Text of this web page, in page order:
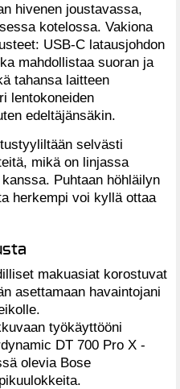
hivenen joustavassa,
kotelossa. Vakiona
USB-C latausjohdon
mahdollistaa suoran ja
tahansa laitteen
lentokoneiden
edeltäjänsäkin.
selvästi
mikä on linjassa
Puhtaan höhläilyn
herkempi voi kyllä ottaa
makuasiat korostuvat
asettamaan havaintojani
työkäyttööni
DT 700 Pro X -
olevia Bose